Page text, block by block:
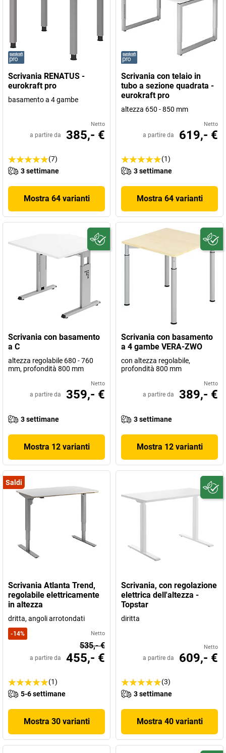
Scrivania RENATUS -
eurokraft pro
basamento a 4 gambe
Netto
a partire da 385,- €
(7)
3 settimane
Mostra 64 varianti
Scrivania con telaio in
tubo a sezione quadrata -
eurokraft pro
altezza 650 - 850 mm
Netto
a partire da 619,- €
(1)
3 settimane
Mostra 64 varianti
Scrivania con basamento
a C
altezza regolabile 680 - 760
mm, profondità 800 mm
Netto
a partire da 359,- €
3 settimane
Mostra 12 varianti
Scrivania con basamento
a 4 gambe VERA-ZWO
con altezza regolabile,
profondità 800 mm
Netto
a partire da 389,- €
3 settimane
Mostra 12 varianti
Saldi
Scrivania Atlanta Trend,
regolabile elettricamente
in altezza
dritta, angoli arrotondati
-14% Netto
535,- €
a partire da 455,- €
(1)
5-6 settimane
Mostra 30 varianti
Scrivania, con regolazione
elettrica dell'altezza -
Topstar
diritta
Netto
a partire da 609,- €
(3)
3 settimane
Mostra 40 varianti